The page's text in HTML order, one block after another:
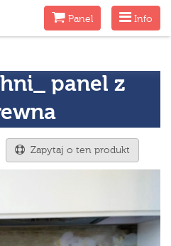
Menu
Info
MenuPanel
panel z
Zapytaj o ten produkt